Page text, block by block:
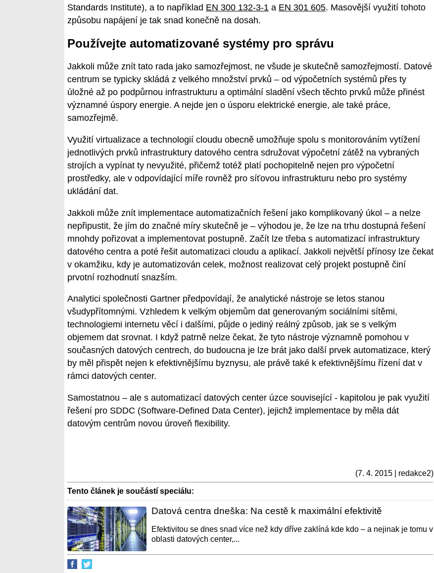
Standards Institute), a to například EN 300 132-3-1 a EN 301 605. Masovější využití tohoto
způsobu napájení je tak snad konečně na dosah.
Používejte automatizované systémy pro správu
Jakkoli může znít tato rada jako samozřejmost, ne všude je skutečně samozřejmostí. Datové
centrum se typicky skládá z velkého množství prvků – od výpočetních systémů přes ty
úložné až po podpůrnou infrastrukturu a optimální sladění všech těchto prvků může přinést
významné úspory energie. A nejde jen o úsporu elektrické energie, ale také práce,
samozřejmě.
Využití virtualizace a technologií cloudu obecně umožňuje spolu s monitorováním vytížení
jednotlivých prvků infrastruktury datového centra sdružovat výpočetní zátěž na vybraných
strojích a vypínat ty nevyužité, přičemž totéž platí pochopitelně nejen pro výpočetní
prostředky, ale v odpovídající míře rovněž pro síťovou infrastrukturu nebo pro systémy
ukládání dat.
Jakkoli může znít implementace automatizačních řešení jako komplikovaný úkol – a nelze
nepřipustit, že jím do značné míry skutečně je – výhodou je, že lze na trhu dostupná řešení
mnohdy pořizovat a implementovat postupně. Začít lze třeba s automatizací infrastruktury
datového centra a poté řešit automatizaci cloudu a aplikací. Jakkoli největší přínosy lze čekat
v okamžiku, kdy je automatizován celek, možnost realizovat celý projekt postupně činí
prvotní rozhodnutí snazším.
Analytici společnosti Gartner předpovídají, že analytické nástroje se letos stanou
všudypřítomnými. Vzhledem k velkým objemům dat generovaným sociálními sítěmi,
technologiemi internetu věcí i dalšími, půjde o jediný reálný způsob, jak se s velkým
objemem dat srovnat. I když patrně nelze čekat, že tyto nástroje významně pomohou v
současných datových centrech, do budoucna je lze brát jako další prvek automatizace, který
by měl přispět nejen k efektivnějšímu byznysu, ale právě také k efektivnějšímu řízení dat v
rámci datových center.
Samostatnou – ale s automatizací datových center úzce související - kapitolou je pak využití
řešení pro SDDC (Software-Defined Data Center), jejichž implementace by měla dát
datovým centrům novou úroveň flexibility.
(7. 4. 2015 | redakce2)
Tento článek je součástí speciálu:
Datová centra dneška: Na cestě k maximální efektivitě
Efektivitou se dnes snad více než kdy dříve zaklíná kde kdo – a nejinak je tomu v
oblasti datových center,...